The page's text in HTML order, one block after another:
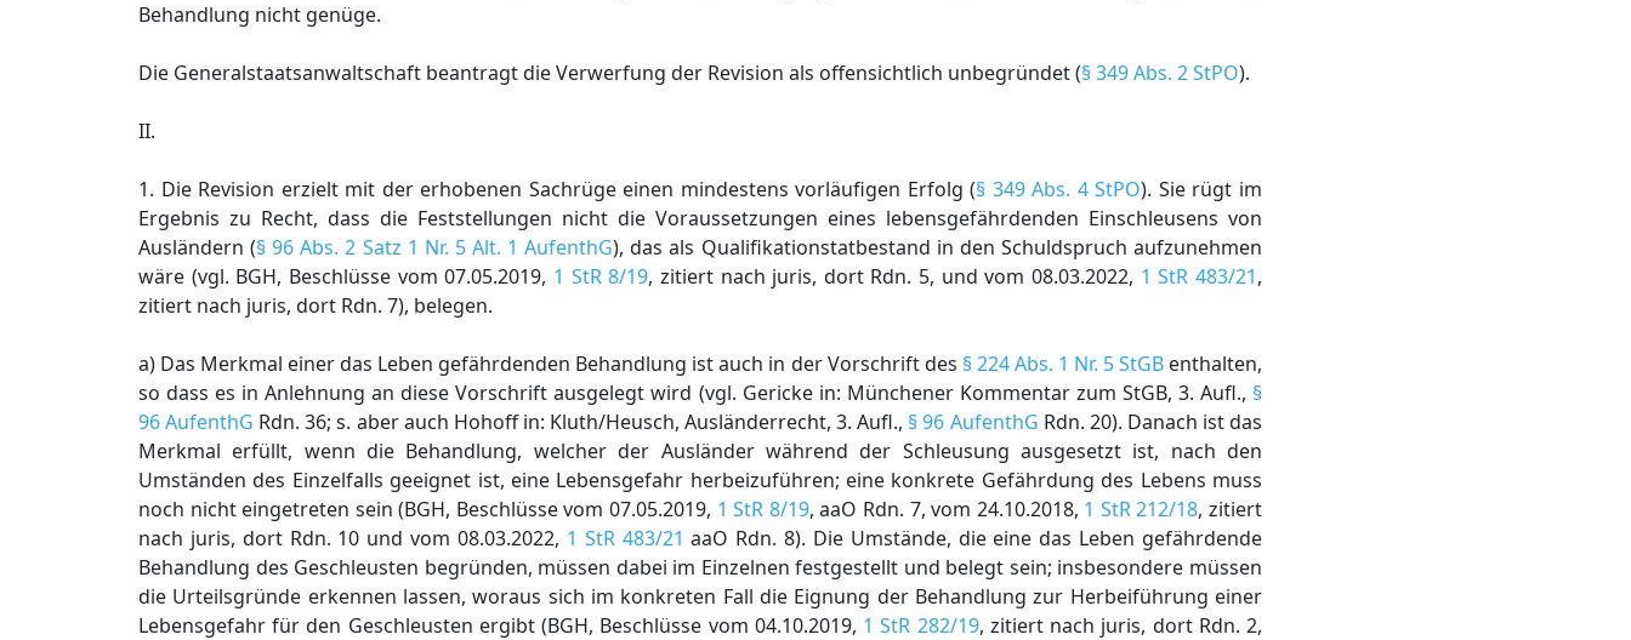
Behandlung nicht genüge.
Die Generalstaatsanwaltschaft beantragt die Verwerfung der Revision als offensichtlich unbegründet (§ 349 Abs. 2 StPO).
II.
1. Die Revision erzielt mit der erhobenen Sachrüge einen mindestens vorläufigen Erfolg (§ 349 Abs. 4 StPO). Sie rügt im
Ergebnis zu Recht, dass die Feststellungen nicht die Voraussetzungen eines lebensgefährdenden Einschleusens von
Ausländern (§ 96 Abs. 2 Satz 1 Nr. 5 Alt. 1 AufenthG), das als Qualifikationstatbestand in den Schuldspruch aufzunehmen
wäre (vgl. BGH, Beschlüsse vom 07.05.2019, 1 StR 8/19, zitiert nach juris, dort Rdn. 5, und vom 08.03.2022, 1 StR 483/21,
zitiert nach juris, dort Rdn. 7), belegen.
a) Das Merkmal einer das Leben gefährdenden Behandlung ist auch in der Vorschrift des § 224 Abs. 1 Nr. 5 StGBenthalten,
so dass es in Anlehnung an diese Vorschrift ausgelegt wird (vgl. Gericke in: Münchener Kommentar zum StGB, 3. Aufl., §
96 AufenthG Rdn. 36; s. aber auch Hohoff in: Kluth/Heusch, Ausländerrecht, 3. Aufl., § 96 AufenthG Rdn. 20). Danach ist das
Merkmal erfüllt, wenn die Behandlung, welcher der Ausländer während der Schleusung ausgesetzt ist, nach den
Umständen des Einzelfalls geeignet ist, eine Lebensgefahr herbeizuführen; eine konkrete Gefährdung des Lebens muss
noch nicht eingetreten sein (BGH, Beschlüsse vom 07.05.2019, 1 StR 8/19, aaO Rdn. 7, vom 24.10.2018, 1 StR 212/18, zitiert
nach juris, dort Rdn. 10 und vom 08.03.2022, 1 StR 483/21 aaO Rdn. 8). Die Umstände, die eine das Leben gefährdende
Behandlung des Geschleusten begründen, müssen dabei im Einzelnen festgestellt und belegt sein; insbesondere müssen
die Urteilsgründe erkennen lassen, woraus sich im konkreten Fall die Eignung der Behandlung zur Herbeiführung einer
Lebensgefahr für den Geschleusten ergibt (BGH, Beschlüsse vom 04.10.2019, 1 StR 282/19, zitiert nach juris, dort Rdn. 2,